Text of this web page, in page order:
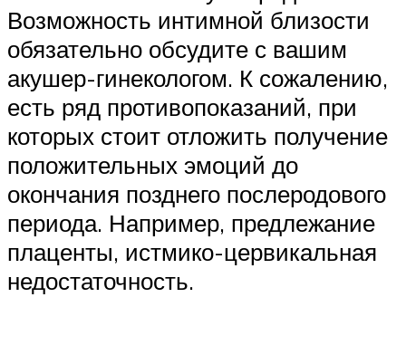
Возможность интимной близости
обязательно обсудите с вашим
акушер-гинекологом. К сожалению,
есть ряд противопоказаний, при
которых стоит отложить получение
положительных эмоций до
окончания позднего послеродового
периода. Например, предлежание
плаценты, истмико-цервикальная
недостаточность.